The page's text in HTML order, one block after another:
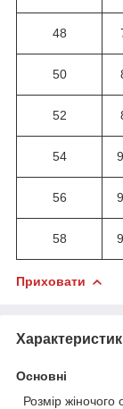
48
50
52
54
56
58
Приховати
Основні
Розмір жіночого